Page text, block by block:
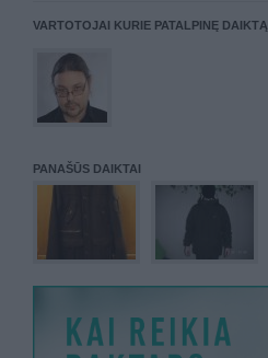
VARTOTOJAI KURIE PATALPINĘ
PANAŠŪS DAIKTAI